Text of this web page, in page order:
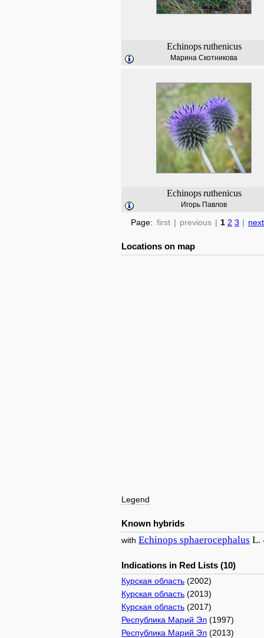
Echinops ruthenicus
Марина Скотникова
Echinops ruthenicus
Игорь Павлов
Page: first | previous | 1 2 3 | next
Locations on map
Legend
Known hybrids
with Echinops sphaerocephalus L.
Indications in Red Lists (10)
Курская область (2002)
Курская область (2013)
Курская область (2017)
Республика Марий Эл (1997)
Республика Марий Эл (2013)